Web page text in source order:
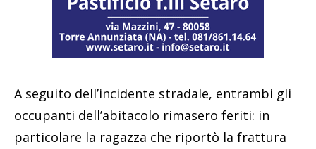
A seguito dell’incidente stradale, entrambi gli
occupanti dell’abitacolo rimasero feriti: in
particolare la ragazza che riportò la frattura